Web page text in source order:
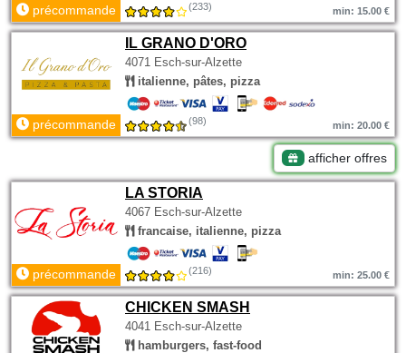
précommande (233) min: 15.00 €
IL GRANO D'ORO
4071 Esch-sur-Alzette
italienne, pâtes, pizza
précommande (98) min: 20.00 €
afficher offres
LA STORIA
4067 Esch-sur-Alzette
francaise, italienne, pizza
précommande (216) min: 25.00 €
CHICKEN SMASH
4041 Esch-sur-Alzette
hamburgers, fast-food